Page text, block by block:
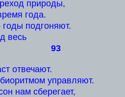
природы,
года.
подгоняют.
весь
93
отвечают.
управляют.
нам сберегает,